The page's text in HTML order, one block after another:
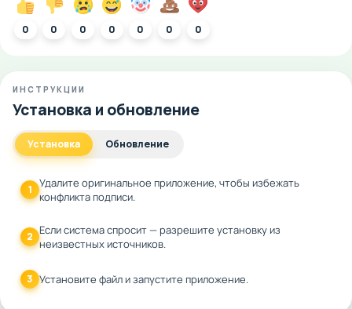
0 0 0 0 0 0 0
ИНСТРУКЦИИ
Установка и обновление
Установка Обновление
1 Удалите оригинальное приложение, чтобы избежать
конфликта подписи.
2 Если система спросит — разрешите установку из
неизвестных источников.
3 Установите файл и запустите приложение.